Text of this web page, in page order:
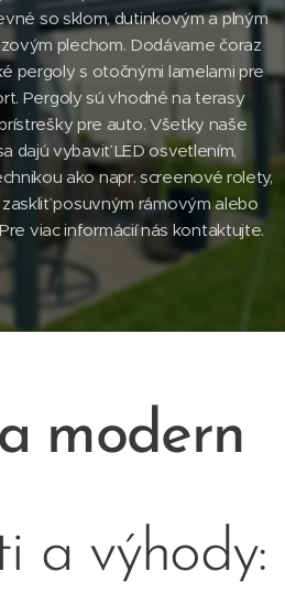
so sklom, dutinkovým a plným
plechom. Dodávame čoraz
pergoly s otočnými lamelami pre
Pergoly sú vhodné na terasy
pre auto. Všetky naše
dajú vybaviť LED osvetlením,
ako napr. screenové rolety,
posuvným rámovým alebo
viac informácií nás kontaktujte.
modern
a výhody: